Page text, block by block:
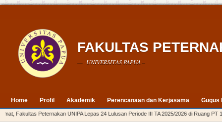
FAKULTAS
— UNIVERSITAS PAPUA –
Home Profil Akademik Perencanaan dan Kerjasama Gugus
Fakultas Peternakan UNIPA Lepas 24 Lulusan Periode III TA 2025/2026 di Ruang PT 1